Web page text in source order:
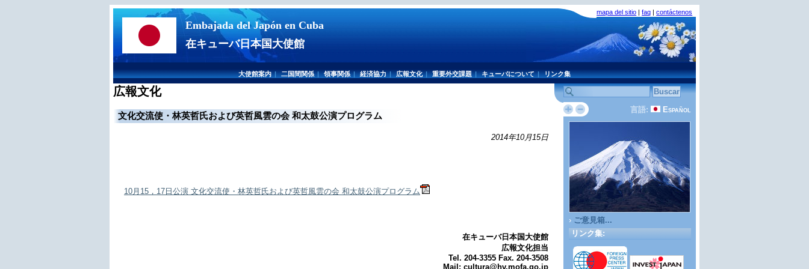
mapa del sitio |faq |contáctenos
Embajada del Japón en Cuba
在キューバ日本国大使館
大使館案内 | 二国間関係 | 領事関係 | 経済協力 | 広報文化 | 重要外交課題 | キューバについて | リンク集
言語: Español
› ご意見箱...
リンク集:
広報文化
文化交流使・林英哲氏および英哲風雲の会 和太鼓公演プログラム
2014年10月15日
10月15，17日公演 文化交流使・林英哲氏および英哲風雲の会 和太鼓公演プログラム
在キューバ日本国大使館
広報文化担当
Tel. 204-3355 Fax. 204-3508
Mail: cultura@hv.mofa.go.jp